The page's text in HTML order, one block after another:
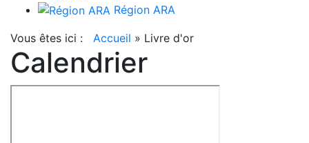
Région ARA
Vous êtes ici : Accueil » Livre d'or
Calendrier